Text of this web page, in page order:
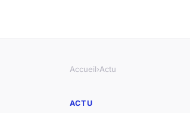
Accueil›Actu
ACTU